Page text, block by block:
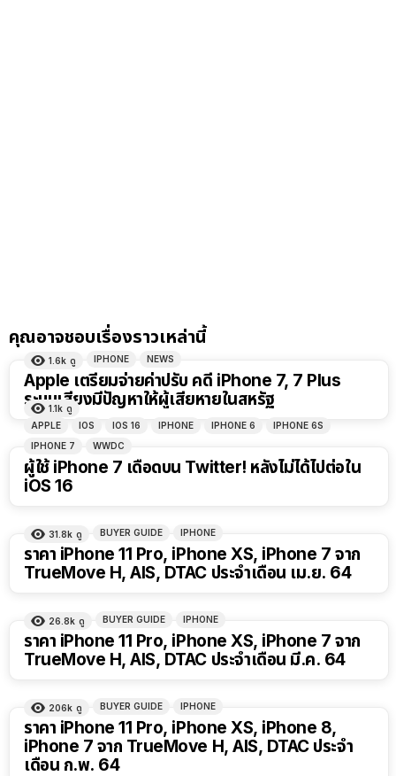
คุณอาจชอบเรื่องราวเหล่านี้
1.6k ดู IPHONE NEWS
Apple เตรียมจ่ายค่าปรับ คดี iPhone 7, 7 Plus
ระบบเสียงมีปัญหาให้ผู้เสียหายในสหรัฐ
1.1k ดู
APPLE
IOS IOS 16 IPHONE IPHONE 6
IPHONE 6S
IPHONE 7
WWDC
ผู้ใช้ iPhone 7 เดือดบน Twitter! หลังไม่ได้ไปต่อใน
iOS 16
31.8k ดู BUYER GUIDE IPHONE
ราคา iPhone 11 Pro, iPhone XS, iPhone 7 จาก
TrueMove H, AIS, DTAC ประจำเดือน เม.ย. 64
26.8k ดู BUYER GUIDE IPHONE
ราคา iPhone 11 Pro, iPhone XS, iPhone 7 จาก
TrueMove H, AIS, DTAC ประจำเดือน มี.ค. 64
206k ดู BUYER GUIDE IPHONE
ราคา iPhone 11 Pro, iPhone XS, iPhone 8,
iPhone 7 จาก TrueMove H, AIS, DTAC ประจำ
เดือน ก.พ. 64